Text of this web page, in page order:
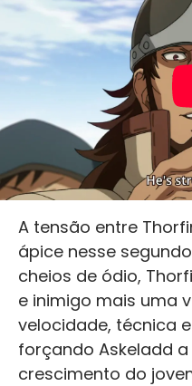
A tensão entre
ápice nesse
cheios de ódio,
e inimigo mais uma
velocidade, técnica
forçando Askeladd
crescimento do